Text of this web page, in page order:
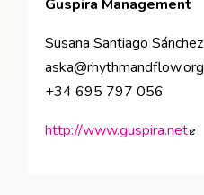
Guspira Management
Susana Santiago Sánchez
aska@rhythmandflow.org
+34 695 797 056
http://www.guspira.net